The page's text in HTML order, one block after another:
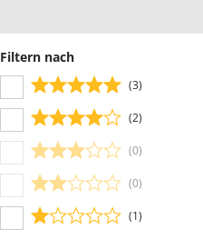
Filtern nach
(3)
(2)
(0)
(0)
(1)